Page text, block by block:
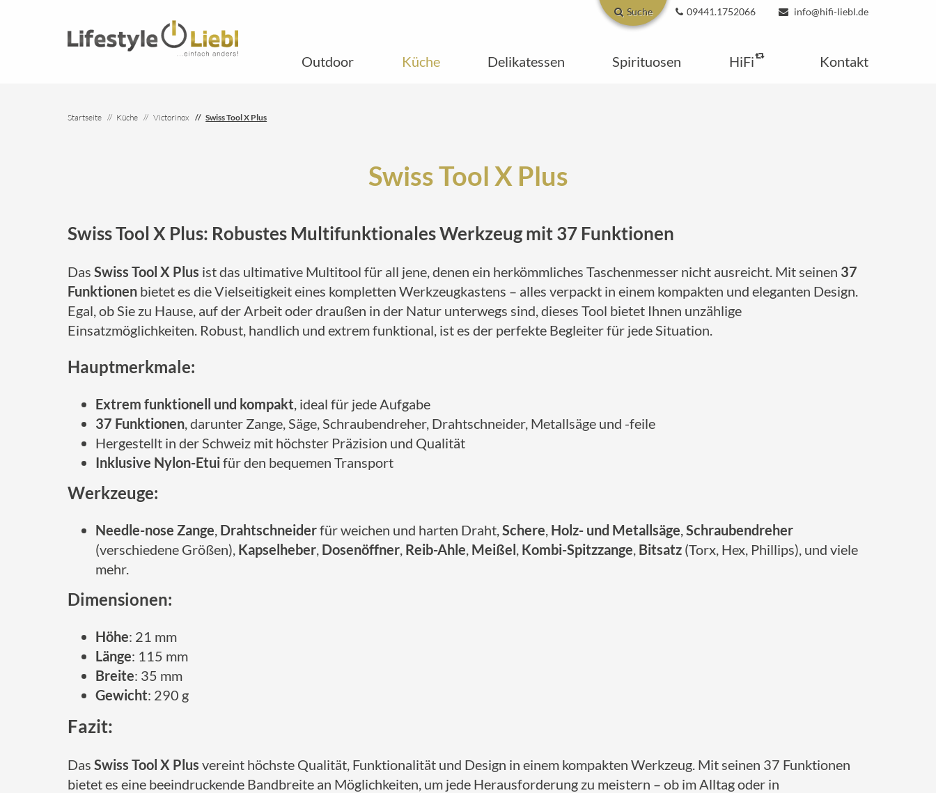
Suche 09441.1752066 info@hifi-liebl.de
Outdoor Küche Delikatessen Spirituosen HiFi Kontakt
Startseite Küche Victorinox Swiss Tool X Plus
Swiss Tool X Plus
Swiss Tool X Plus: Robustes Multifunktionales Werkzeug mit 37 Funktionen
Das Swiss Tool X Plus ist das ultimative Multitool für all jene, denen ein herkömmliches Taschenmesser nicht ausreicht. Mit seinen 37
Funktionen bietet es die Vielseitigkeit eines kompletten Werkzeugkastens – alles verpackt in einem kompakten und eleganten Design.
Egal, ob Sie zu Hause, auf der Arbeit oder draußen in der Natur unterwegs sind, dieses Tool bietet Ihnen unzählige
Einsatzmöglichkeiten. Robust, handlich und extrem funktional, ist es der perfekte Begleiter für jede Situation.
Hauptmerkmale:
Extrem funktionell und kompakt, ideal für jede Aufgabe
37 Funktionen, darunter Zange, Säge, Schraubendreher, Drahtschneider, Metallsäge und -feile
Hergestellt in der Schweiz mit höchster Präzision und Qualität
Inklusive Nylon-Etuifür den bequemen Transport
Werkzeuge:
Needle-nose Zange, Drahtschneiderfür weichen und harten Draht,Schere, Holz- und Metallsäge,Schraubendreher
(verschiedene Größen), Kapselheber, Dosenöffner, Reib-Ahle, Meißel, Kombi-Spitzzange, Bitsatz (Torx, Hex, Phillips), und viele
mehr.
Dimensionen:
Höhe: 21 mm
Länge: 115 mm
Breite: 35 mm
Gewicht: 290 g
Fazit:
Das Swiss Tool X Plus vereint höchste Qualität, Funktionalität und Design in einem kompakten Werkzeug. Mit seinen 37 Funktionen
bietet es eine beeindruckende Bandbreite an Möglichkeiten, um jede Herausforderung zu meistern – ob im Alltag oder in